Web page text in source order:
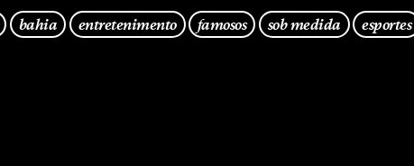
bahia entretenimento famosos sob medida esportes